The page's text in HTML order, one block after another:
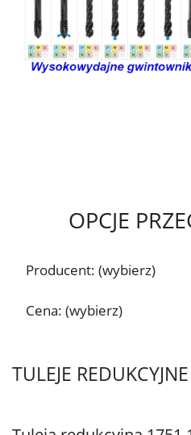
OPCJE
Producent: (wybierz)
Cena: (wybierz)
TULEJE